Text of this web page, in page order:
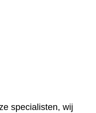
specialisten, wij